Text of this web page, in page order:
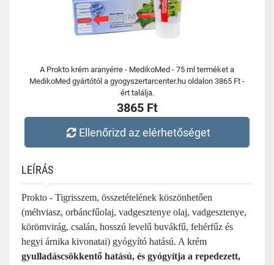
A Prokto krém aranyérre - MedikoMed - 75 ml terméket a
MedikoMed gyártótól a gyogyszertarcenter.hu oldalon 3865 Ft -
ért találja.
3865 Ft
Ellenőrizd az elérhetőséget
LEÍRÁS
Prokto - Tigrisszem, összetételének köszönhetően
(méhviasz, orbáncfűolaj, vadgesztenye olaj, vadgesztenye,
körömvirág, csalán, hosszú levelű buvákfű, fehérfűz és
hegyi árnika kivonatai) gyógyító hatású. A krém
gyulladáscsökkentő hatású, és gyógyítja a repedezett,